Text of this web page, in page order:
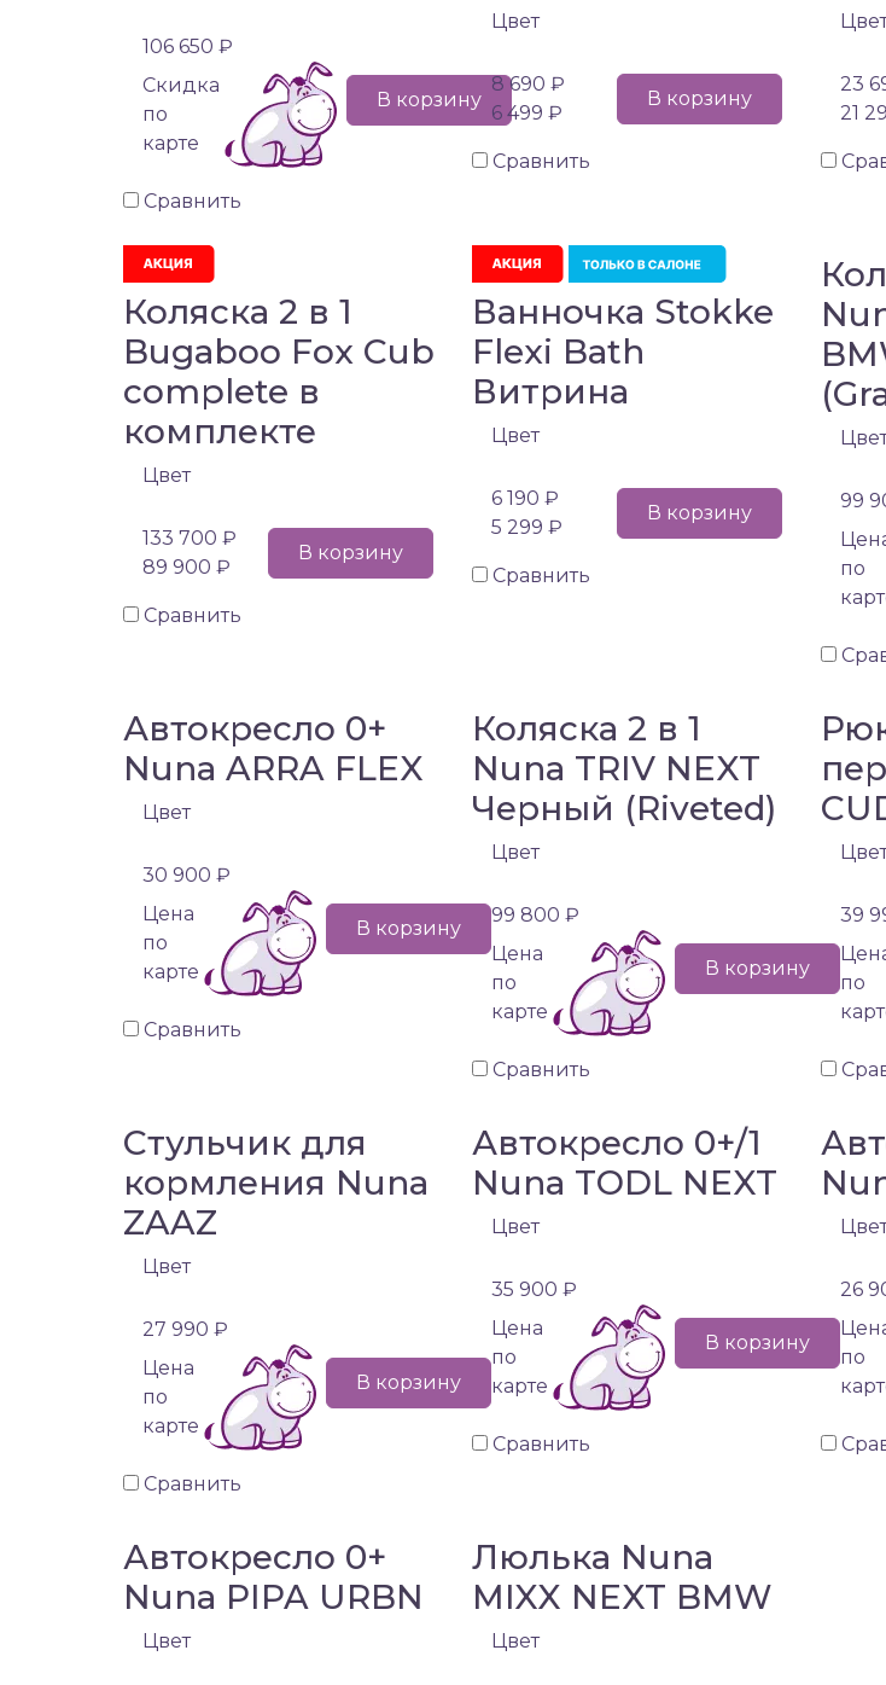
106 650 ₽
Cкидка
по
карте
В корзину
Сравнить
Цвет
8 690 ₽
6 499 ₽
В корзину
Сравнить
23
21
Коляска 2 в 1
Bugaboo Fox Cub
complete в
комплекте
Цвет
133 700 ₽
89 900 ₽
В корзину
Сравнить
Ванночка Stokke
Flexi Bath
Витрина
Цвет
6 190 ₽
5 299 ₽
В корзину
Сравнить
99
по
Автокресло 0+
Nuna ARRA FLEX
Цвет
30 900 ₽
Цена
по
карте
В корзину
Сравнить
Коляска 2 в 1
Nuna TRIV NEXT
Черный (Riveted)
Цвет
99 800 ₽
Цена
по
карте
В корзину
Сравнить
39
по
Стульчик для
кормления Nuna
ZAAZ
Цвет
27 990 ₽
Цена
по
карте
В корзину
Сравнить
Автокресло 0+/1
Nuna TODL NEXT
Цвет
35 900 ₽
Цена
по
карте
В корзину
Сравнить
26
по
Автокресло 0+
Nuna PIPA URBN
Цвет
Люлька Nuna
MIXX NEXT BMW
Цвет